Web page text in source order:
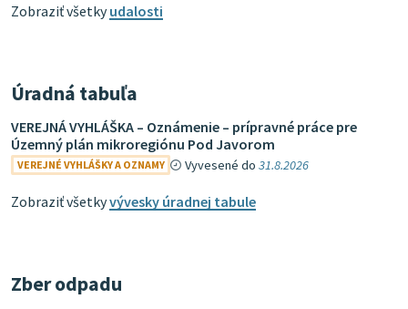
Zobraziť všetkyudalosti
Úradná tabuľa
VEREJNÁ VYHLÁŠKA – Oznámenie – prípravné práce pre
Územný plán mikroregiónu Pod Javorom
VEREJNÉ VYHLÁŠKY A OZNAMY Vyvesené do31.8.2026
Zobraziť všetkyvývesky úradnej tabule
Zber odpadu